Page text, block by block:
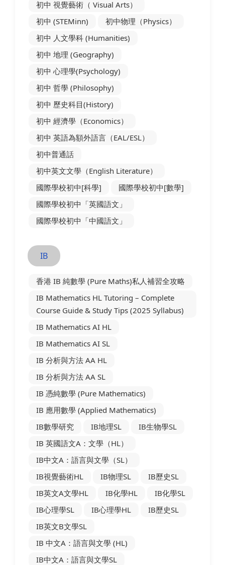
初中 視覺藝術（ Visual Arts）
初中 (STEMinn)
初中物理（Physics）
初中 人文學科 (Humanities)
初中 地理 (Geography)
初中 心理學(Psychology)
初中 哲學 (Philosophy)
初中 歷史科目(History)
初中 經濟學（Economics）
初中 英語為額外語言（EAL/ESL）
初中普通話
初中英文文學（English Literature）
國際學校初中[科學]
國際學校初中[數學]
國際學校初中「英國語文」
國際學校初中「中國語文」
IB
香港 IB 純數學 (Pure Maths)私人補習全攻略
IB Mathematics HL Tutoring – Complete
Course Guide & Study Tips (2025 Syllabus)
IB Mathematics AI HL
IB Mathematics AI SL
IB 分析與方法 AA HL
IB 分析與方法 AA SL
IB 憑純數學 (Pure Mathematics)
IB 應用數學 (Applied Mathematics)
IB數學研究
IB地理SL
IB生物學SL
IB 英國語文A：文學（HL）
IB中文A：語言與文學（SL）
IB視覺藝術HL
IB物理SL
IB歷史SL
IB英文A文學HL
IB化學HL
IB化學SL
IB心理學SL
IB心理學HL
IB歷史SL
IB英文B文學SL
IB 中文A：語言與文學 (HL)
IB中文A：語言與文學SL